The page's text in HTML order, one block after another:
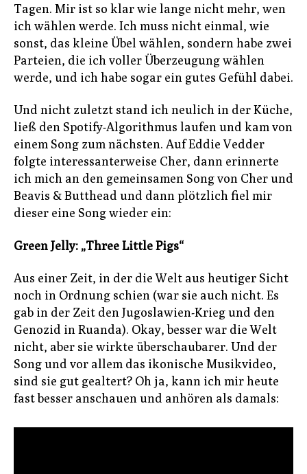
Tagen. Mir ist so klar wie lange nicht mehr, wen
ich wählen werde. Ich muss nicht einmal, wie
sonst, das kleine Übel wählen, sondern habe zwei
Parteien, die ich voller Überzeugung wählen
werde, und ich habe sogar ein gutes Gefühl dabei.
Und nicht zuletzt stand ich neulich in der Küche,
ließ den Spotify-Algorithmus laufen und kam von
einem Song zum nächsten. Auf Eddie Vedder
folgte interessanterweise Cher, dann erinnerte
ich mich an den gemeinsamen Song von Cher und
Beavis & Butthead und dann plötzlich fiel mir
dieser eine Song wieder ein:
Green Jelly: „Three Little Pigs“
Aus einer Zeit, in der die Welt aus heutiger Sicht
noch in Ordnung schien (war sie auch nicht. Es
gab in der Zeit den Jugoslawien-Krieg und den
Genozid in Ruanda). Okay, besser war die Welt
nicht, aber sie wirkte überschaubarer. Und der
Song und vor allem das ikonische Musikvideo,
sind sie gut gealtert? Oh ja, kann ich mir heute
fast besser anschauen und anhören als damals: